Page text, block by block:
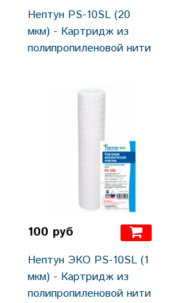
Нептун PS-10SL (20
мкм) - Картридж из
полипропиленовой нити
100 руб
Нептун ЭКО PS-10SL (1
мкм) - Картридж из
полипропиленовой нити